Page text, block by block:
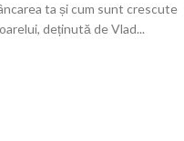
ta și cum sunt crescute
deținută de Vlad...